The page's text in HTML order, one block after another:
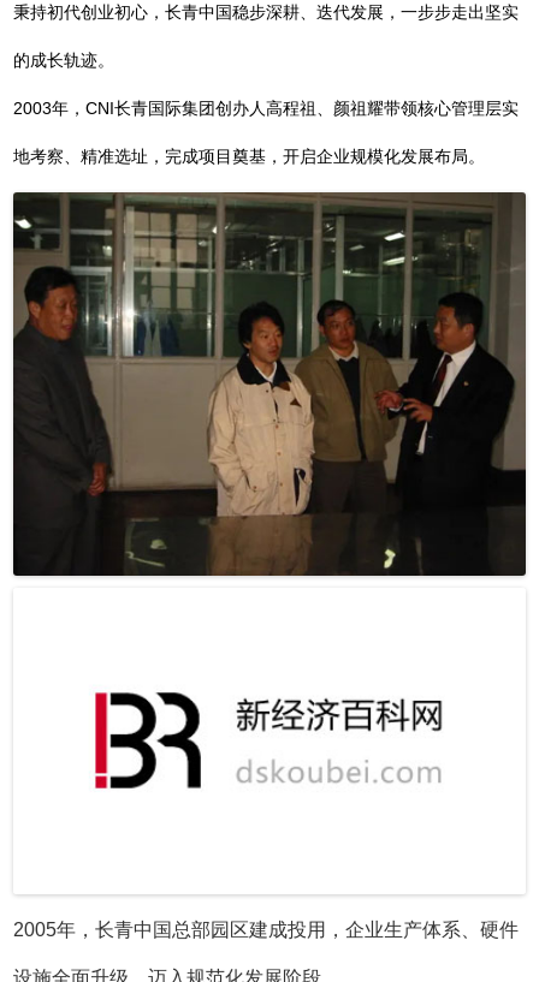
秉持初代创业初心，长青中国稳步深耕、迭代发展，一步步走出坚实
的成长轨迹。
2003年，CNI长青国际集团创办人高程祖、颜祖耀带领核心管理层实
地考察、精准选址，完成项目奠基，开启企业规模化发展布局。